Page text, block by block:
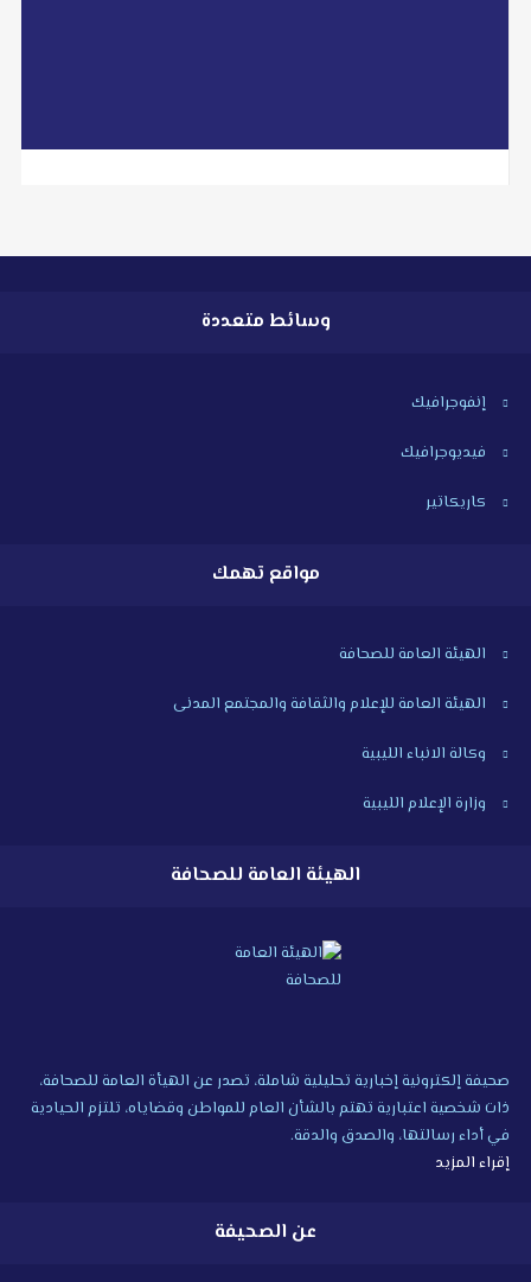
وسائط متعددة
إنفوجرافيك
فيديوجرافيك
كاريكاتير
مواقع تهمك
الهيئة العامة للصحافة
الهيئة العامة للإعلام والثقافة والمجتمع المدنى
وكالة الانباء الليبية
وزارة الإعلام الليبية
الهيئة العامة للصحافة
صحيفة إلكترونية إخبارية تحليلية شاملة، تصدر عن الهيأة العامة للصحافة،
ذات شخصية اعتبارية تهتم بالشأن العام للمواطن وقضاياه، تلتزم الحيادية
في أداء رسالتها، والصدق والدقة.
إقراء المزيد
عن الصحيفة